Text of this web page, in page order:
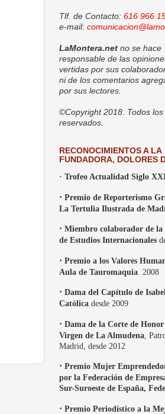
Tlf. de Contacto: 616 966
e-mail:
LaMontera.net no se hace
responsable de las
vertidas por sus
ni de los comentarios
por sus lectores.
©Copyright 2018. Todos
reservados.
RECONOCIMIENTOS A LA
FUNDADORA, DOLORES
· Trofeo Actualidad Siglo
· Premio de Reporterismo
La Tertulia Ilustrada de
· Miembro colaborador de la
de Estudios Internacionales
· Premio a los Valores
Aula de Tauromaquia . 2008
· Dama del Capítulo de
Católica desde 2009
· Dama de la Corte de
Virgen de La Almudena ,
Madrid, desde 2012
· Premio Mujer
por la Federación de
Sur-Suroeste de España,
· Premio Periodístico a la